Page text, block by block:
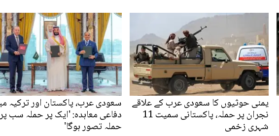
یمنی حوثیوں کا سعودی عرب کے علاقے
نجران پر حملہ، پاکستانی سمیت 11
شہری زخمی
سعودی عرب، پاکستان اور ترکیہ
دفاعی معاہدہ: 'ایک پر حملہ سب
حملہ تصور ہوگا'